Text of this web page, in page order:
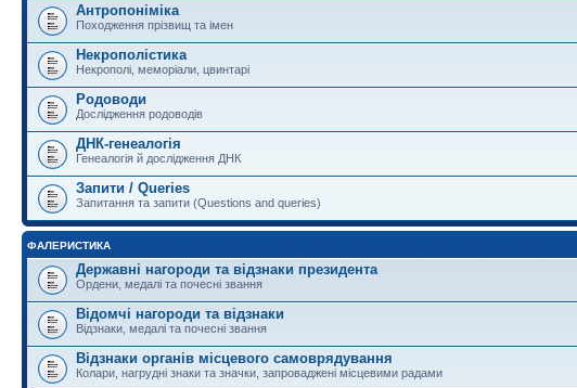
Антропоніміка
Походження прізвищ та імен
Некрополістика
Некрополі, меморіали, цвинтарі
Родоводи
Дослідження родоводів
ДНК-генеалогія
Генеалогія й дослідження ДНК
Запити / Queries
Запитання та запити (Questions and queries)
ФАЛЕРИСТИКА
Державні нагороди та відзнаки президента
Ордени, медалі та почесні звання
Відомчі нагороди та відзнаки
Відзнаки, медалі та почесні звання
Відзнаки органів місцевого самоврядування
Колари, нагрудні знаки та значки, запроваджені місцевими радами